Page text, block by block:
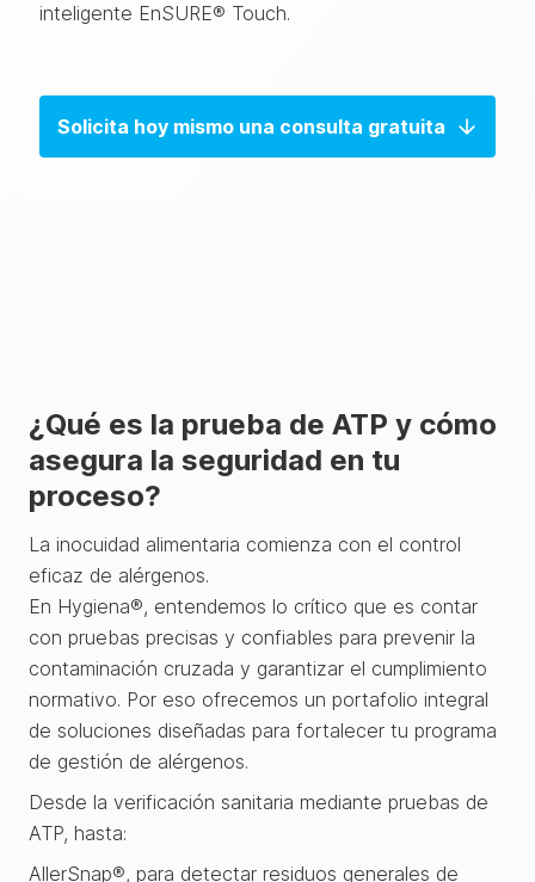
inteligente EnSURE® Touch.
Solicita hoy mismo una consulta gratuita
¿Qué es la prueba de ATP y cómo
asegura la seguridad en tu
proceso?
La inocuidad alimentaria comienza con el control
eficaz de alérgenos.
En Hygiena®, entendemos lo crítico que es contar
con pruebas precisas y confiables para prevenir la
contaminación cruzada y garantizar el cumplimiento
normativo. Por eso ofrecemos un portafolio integral
de soluciones diseñadas para fortalecer tu programa
de gestión de alérgenos.
Desde la verificación sanitaria mediante pruebas de
ATP, hasta:
AllerSnap®, para detectar residuos generales de